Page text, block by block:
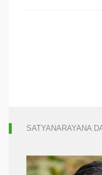
SATYANARAYANA